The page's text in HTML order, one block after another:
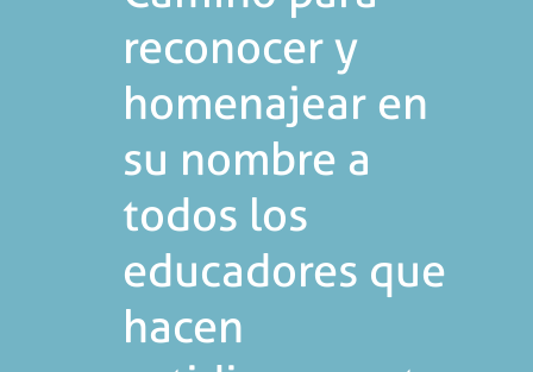
reconocer y
homenajear en
su nombre a
todos los
educadores que
hacen